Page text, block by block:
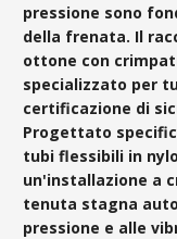
pressione sono
della frenata. Il
ottone con
specializzato per
certificazione di
Progettato
tubi flessibili in
un'installazione a
tenuta stagna
pressione e alle